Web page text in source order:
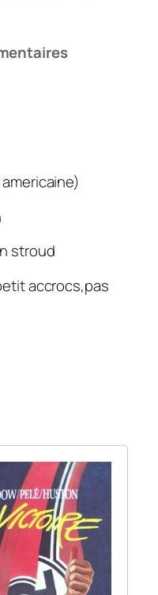
stroud
accrocs,pas